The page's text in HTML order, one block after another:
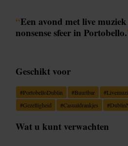
“Een avond met live
nonsense sfeer in Portobello.
Geschikt voor
#PortobelloDublin #Buurtbar #
#Gezelligheid #Casualdrankjes #
Wat u kunt verwachten